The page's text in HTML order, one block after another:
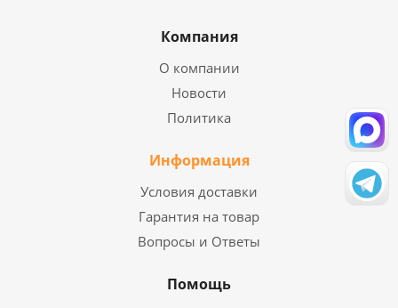
Компания
О компании
Новости
Политика
Информация
Условия доставки
Гарантия на товар
Вопросы и Ответы
Помощь